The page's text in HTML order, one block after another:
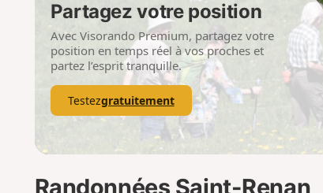
Partagez votre position
Avec Visorando Premium, partagez votre
position en temps réel à vos proches et
partez l’esprit tranquille.
Testezgratuitement
Randonnées Saint-Renan